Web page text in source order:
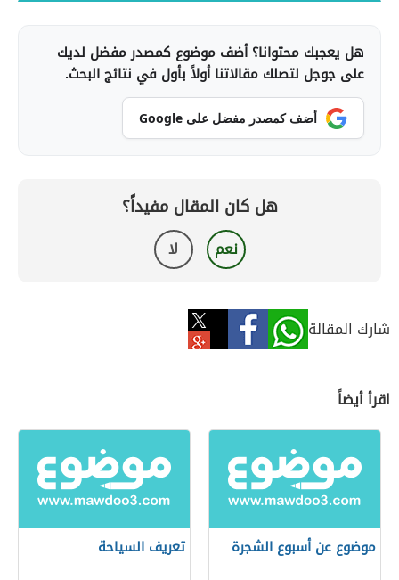
هل يعجبك محتوانا؟ أضف موضوع كمصدر مفضل لديك
على جوجل لتصلك مقالاتنا أولاً بأول في نتائج البحث.
أضف كمصدر مفضل على Google
هل كان المقال مفيداً؟
نعم لا
شارك المقالة
اقرأ أيضاً
موضوع عن أسبوع الشجرة تعريف السياحة